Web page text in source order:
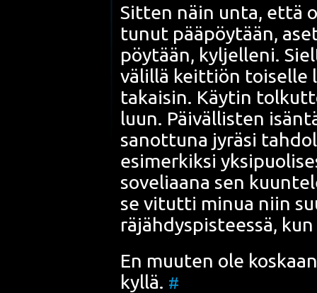
Sit­ten näin unta, että
tu­nut pää­pöy­tään,
pöy­tään, kyl­jel­le­ni.
välil­lä keit­tiön toi­sel­le
takai­sin. Käy­tin
luun. Päi­väl­lis­ten
sanot­tu­na jyrä­si
esi­mer­kik­si
sove­li­aa­na sen
se vitut­ti minua niin
räjäh­dys­pis­tees­sä,
En muu­ten ole
kyl­lä. #